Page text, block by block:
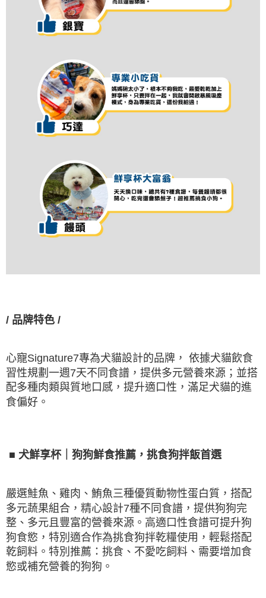
/ 品牌特色 /
心寵Signature7專為犬貓設計的品牌， 依據犬貓飲食
習性規劃一週7天不同食譜，提供多元營養來源；並搭
配多種肉類與質地口感，提升適口性，滿足犬貓的進
食偏好。
■ 犬鮮享杯｜狗狗鮮食推薦，挑食狗拌飯首選
嚴選鮭魚、雞肉、鮪魚三種優質動物性蛋白質，搭配
多元蔬果組合，精心設計7種不同食譜，提供狗狗完
整、多元且豐富的營養來源。高適口性食譜可提升狗
狗食慾，特別適合作為挑食狗拌乾糧使用，輕鬆搭配
乾飼料。特別推薦：挑食、不愛吃飼料、需要增加食
慾或補充營養的狗狗。